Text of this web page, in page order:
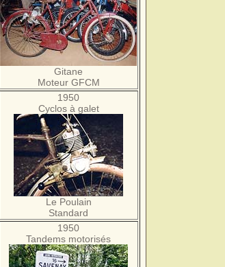
Gitane
Moteur GFCM
1950
Cyclos à galet
Le Poulain
Standard
1950
Tandems motorisés